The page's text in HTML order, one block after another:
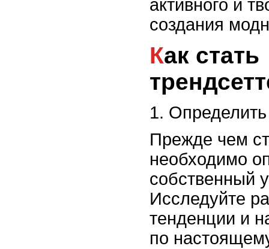
активного и
создания
Как стать
1.
Прежде чем
необходимо
собственный
Исследуйте
тенденции и
по